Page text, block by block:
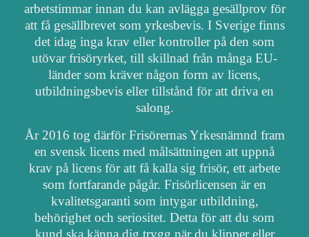
arbetstimmar innan du kan avlägga gesällprov för
att få gesällbrevet som yrkesbevis. I Sverige finns
det idag inga krav eller kontroller på den som
utövar frisöryrket, till skillnad från många EU-
länder som kräver någon form av licens,
utbildningsbevis eller tillstånd för att driva en
salong.
År 2016 tog därför Frisörernas Yrkesnämnd fram
en svensk licens med målsättningen att uppnå
krav på licens för att få kalla sig frisör, ett arbete
som fortfarande pågår. Frisörlicensen är en
kvalitetsgaranti som intygar utbildning,
behörighet och seriositet. Detta för att du som
kund ska känna dig trygg när du klipper eller